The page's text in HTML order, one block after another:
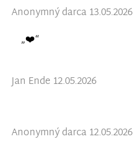
Anonymný darca 13.05.2026
„❤️“
Jan Ende 12.05.2026
Anonymný darca 12.05.2026